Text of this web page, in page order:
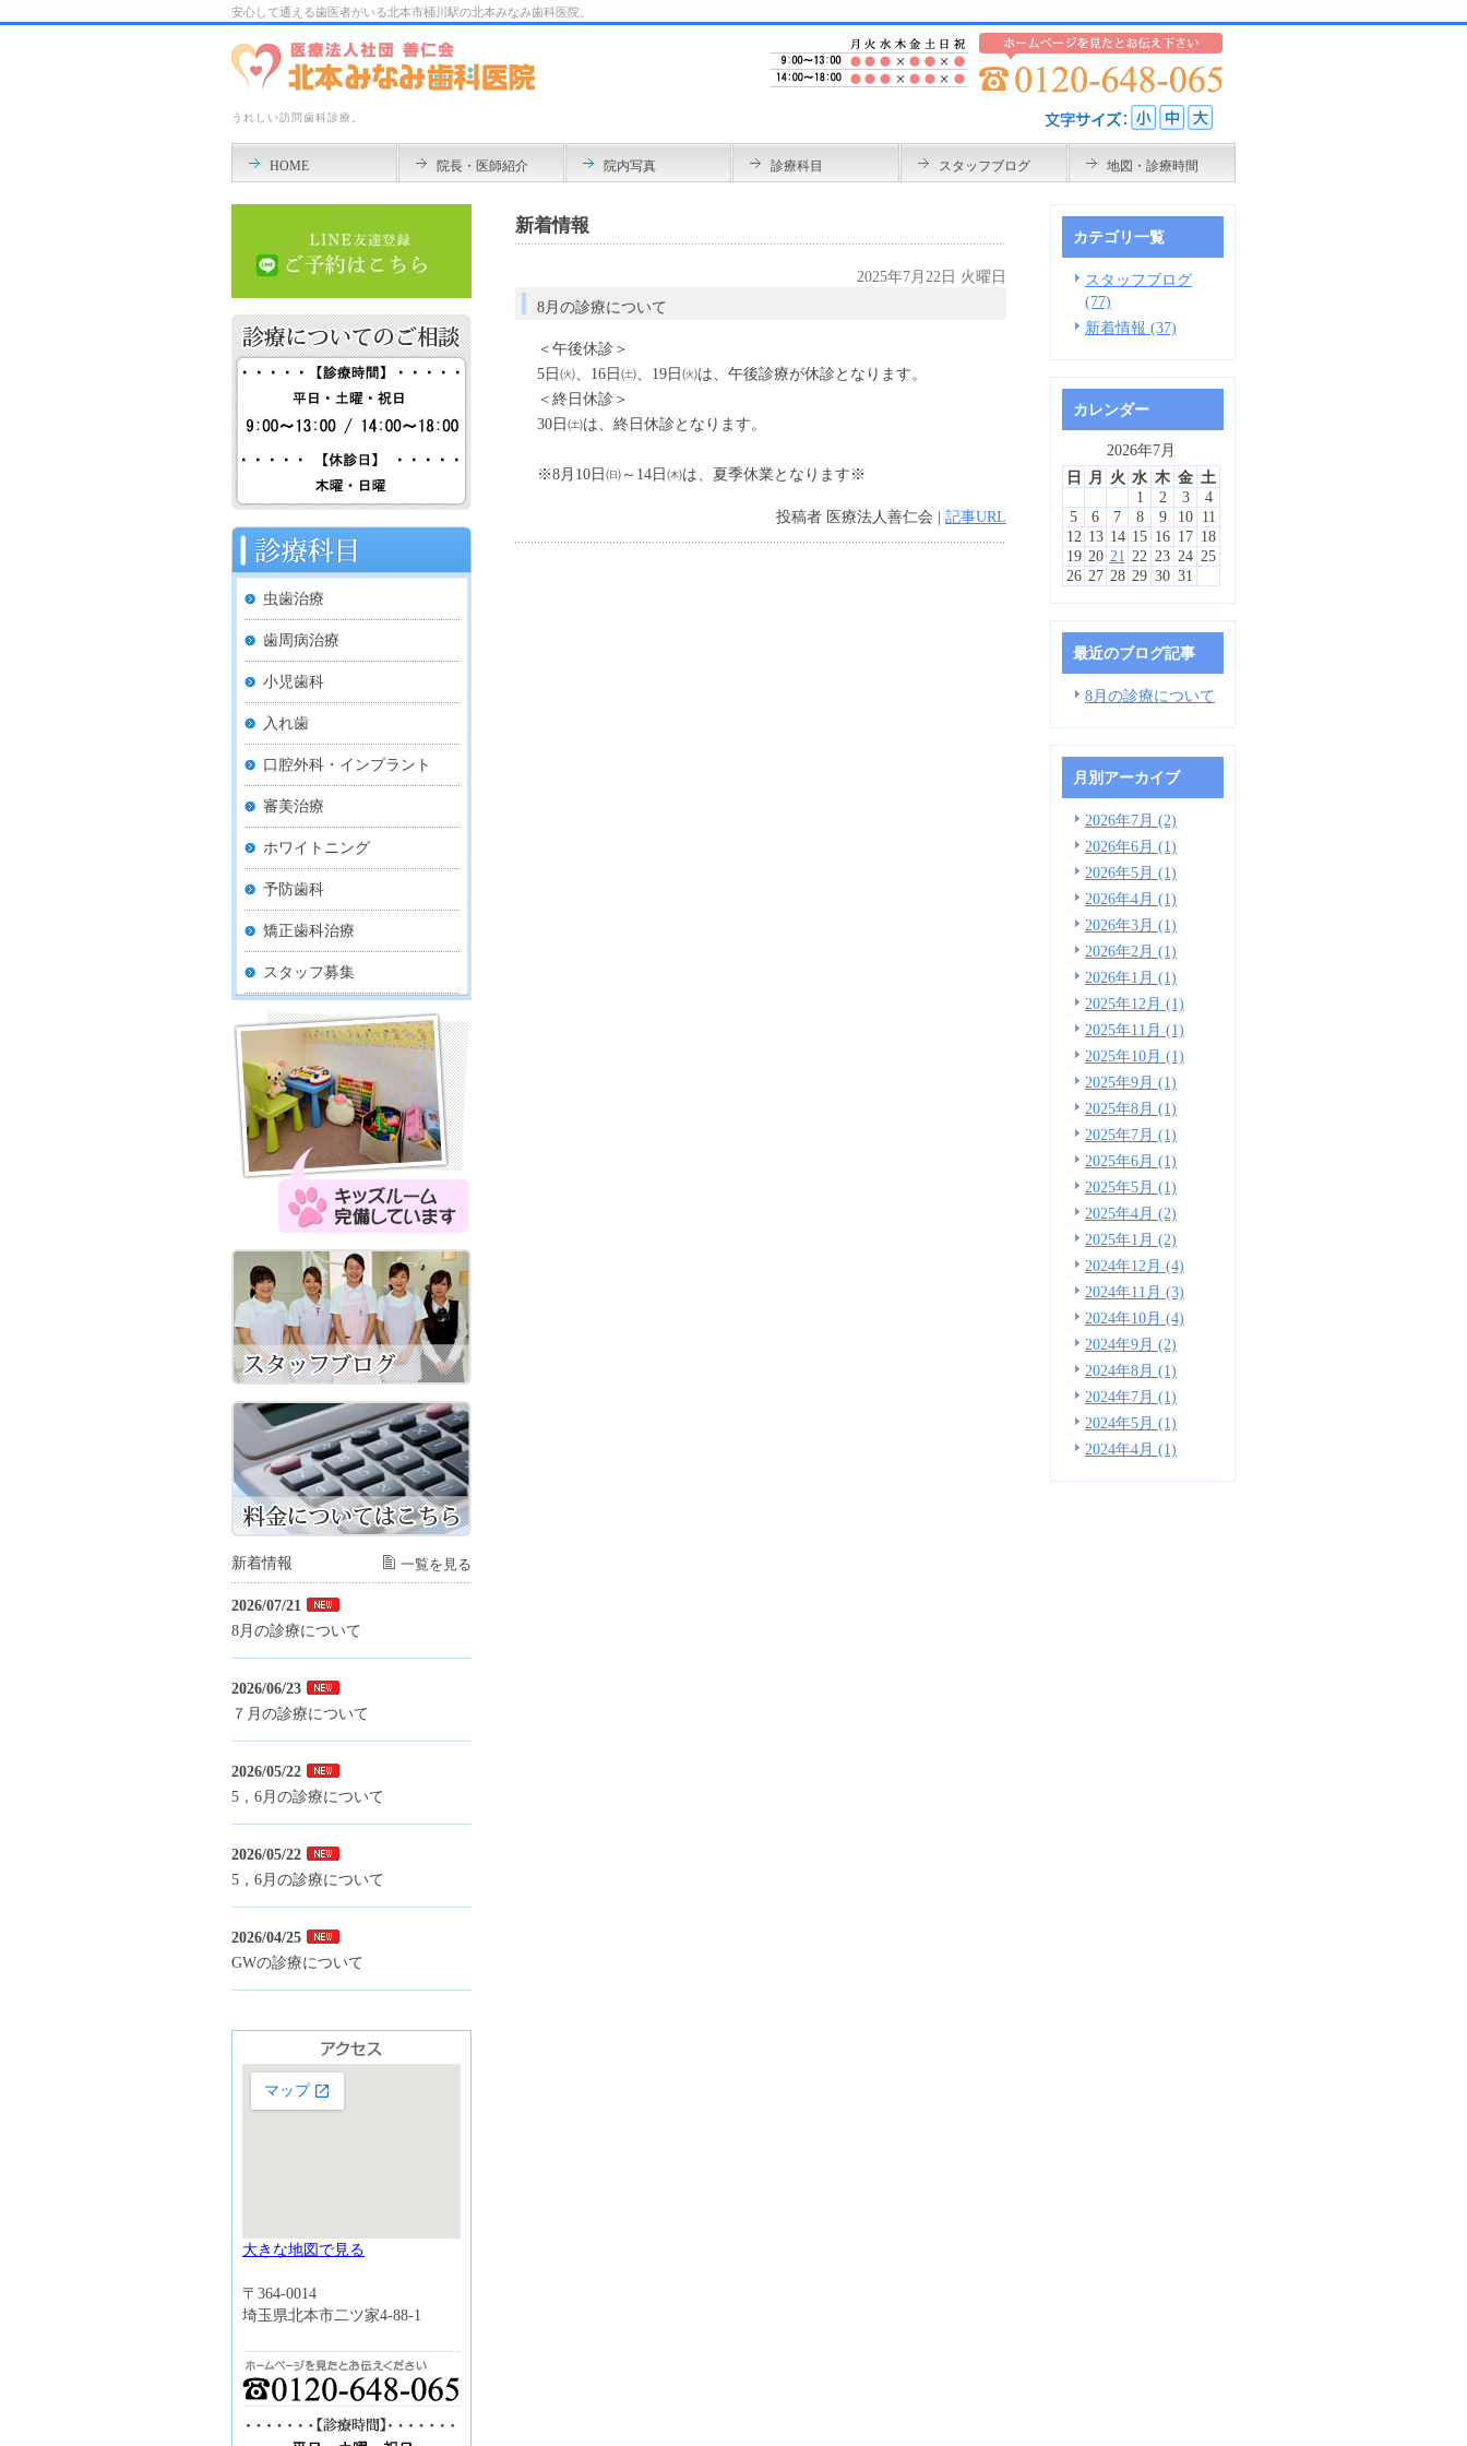
安心して通える歯医者がいる北本市桶川駅の北本みなみ歯科医院。
うれしい訪問歯科診療。
HOME 院長・医師紹介 院内写真 診療科目 スタッフブログ 地図・診療時間
新着情報
2025年7月22日 火曜日
8月の診療について
＜午後休診＞
5日㈫、16日㈯、19日㈫は、午後診療が休診となります。
＜終日休診＞
30日㈯は、終日休診となります。
※8月10日㈰～14日㈭は、夏季休業となります※
投稿者 医療法人善仁会 | 記事URL
カテゴリ一覧
スタッフブログ
(77)
新着情報 (37)
カレンダー
2026年7月
日
月 火 水 木 金 土
1
2 3
4
5
6 7 8 9 10 11
12 13 14 15 16 17 18
19 20 21 22 23 24 25
26 27 28 29 30 31
最近のブログ記事
8月の診療について
月別アーカイブ
2026年7月 (2)
2026年6月 (1)
2026年5月 (1)
2026年4月 (1)
2026年3月 (1)
2026年2月 (1)
2026年1月 (1)
2025年12月 (1)
2025年11月 (1)
2025年10月 (1)
2025年9月 (1)
2025年8月 (1)
2025年7月 (1)
2025年6月 (1)
2025年5月 (1)
2025年4月 (2)
2025年1月 (2)
2024年12月 (4)
2024年11月 (3)
2024年10月 (4)
2024年9月 (2)
2024年8月 (1)
2024年7月 (1)
2024年5月 (1)
2024年4月 (1)
虫歯治療
歯周病治療
小児歯科
入れ歯
口腔外科・インプラント
審美治療
ホワイトニング
予防歯科
矯正歯科治療
スタッフ募集
新着情報 一覧を見る
2026/07/21
8月の診療について
2026/06/23
７月の診療について
2026/05/22
5，6月の診療について
2026/05/22
5，6月の診療について
2026/04/25
GWの診療について
大きな地図で見る
〒364-0014
埼玉県北本市二ツ家4-88-1